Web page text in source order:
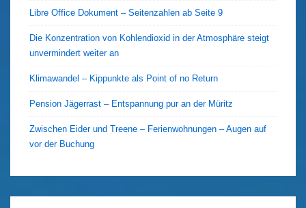
Libre Office Dokument – Seitenzahlen ab Seite 9
Die Konzentration von Kohlendioxid in der Atmosphäre steigt
unvermindert weiter an
Klimawandel – Kippunkte als Point of no Return
Pension Jägerrast – Entspannung pur an der Müritz
Zwischen Eider und Treene – Ferienwohnungen – Augen auf
vor der Buchung